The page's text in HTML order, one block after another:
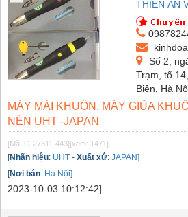
THIÊN ÂN
Số 2,
Trạm, tổ
Biên, Hà
MÁY MÀI KHUÔN, MÁY GIŨA
NÉN UHT -JAPAN
[Mã: G-27311-443] [xem: 1471]
[Nhãn hiệu: UHT - Xuất xứ: JAPAN]
[Nơi bán: Hà Nội]
2023-10-03 10:12:42]